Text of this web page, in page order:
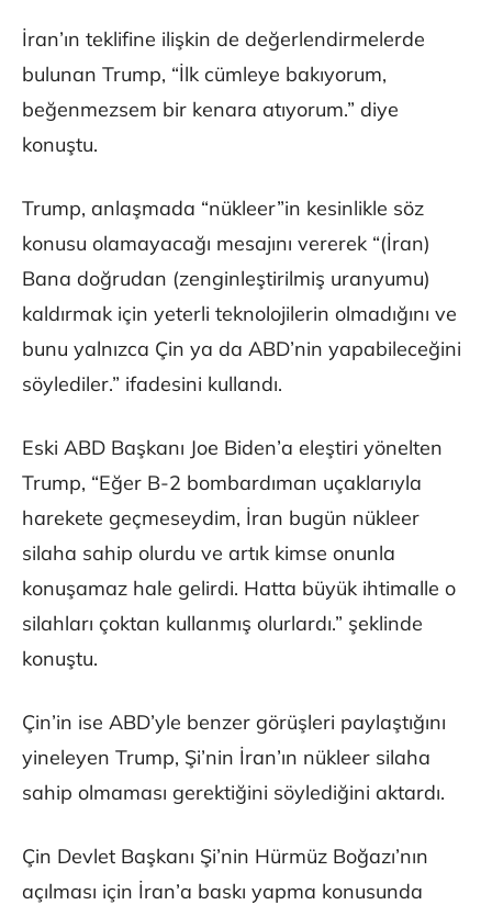
İran’ın teklifine ilişkin de değerlendirmelerde
bulunan Trump, “İlk cümleye bakıyorum,
beğenmezsem bir kenara atıyorum.” diye
konuştu.
Trump, anlaşmada “nükleer”in kesinlikle söz
konusu olamayacağı mesajını vererek “(İran)
Bana doğrudan (zenginleştirilmiş uranyumu)
kaldırmak için yeterli teknolojilerin olmadığını ve
bunu yalnızca Çin ya da ABD’nin yapabileceğini
söylediler.” ifadesini kullandı.
Eski ABD Başkanı Joe Biden’a eleştiri yönelten
Trump, “Eğer B-2 bombardıman uçaklarıyla
harekete geçmeseydim, İran bugün nükleer
silaha sahip olurdu ve artık kimse onunla
konuşamaz hale gelirdi. Hatta büyük ihtimalle o
silahları çoktan kullanmış olurlardı.” şeklinde
konuştu.
Çin’in ise ABD’yle benzer görüşleri paylaştığını
yineleyen Trump, Şi’nin İran’ın nükleer silaha
sahip olmaması gerektiğini söylediğini aktardı.
Çin Devlet Başkanı Şi’nin Hürmüz Boğazı’nın
açılması için İran’a baskı yapma konusunda